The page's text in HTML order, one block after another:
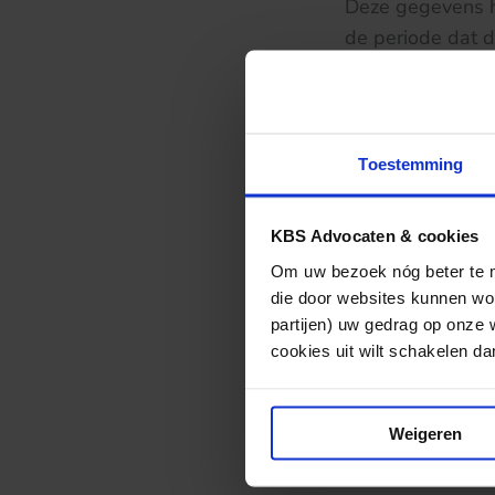
Toestemming
KBS Advocaten & cookies
Om uw bezoek nóg beter te
die door websites kunnen
partijen) uw gedrag op onze
cookies uit wilt schakelen
Weigeren
Deze gegevens
de periode dat
De Minister en
niet-
een
personen of
dan het belang
Minister reeds
Bron: uitspraak